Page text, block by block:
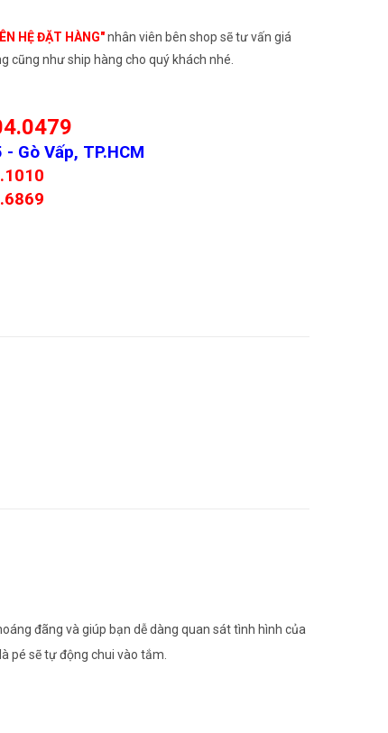
HỆ ĐẶT HÀNG"nhân viên bên shop sẽ tư vấn giá
cũng như ship hàng cho quý khách nhé.
Gò Vấp, TP.HCM
đãng và giúp bạn dễ dàng quan sát tình hình của
pé sẽ tự động chui vào tắm.